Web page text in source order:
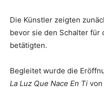
Die Künstler zeigten
bevor sie den Schalter für
betätigten.
Begleitet wurde die
La Luz Que Nace En Ti von